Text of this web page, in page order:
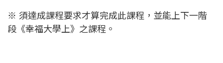
※ 須達成課程要求才算完成此課程，並能上下一階
段《幸福大學上》之課程。